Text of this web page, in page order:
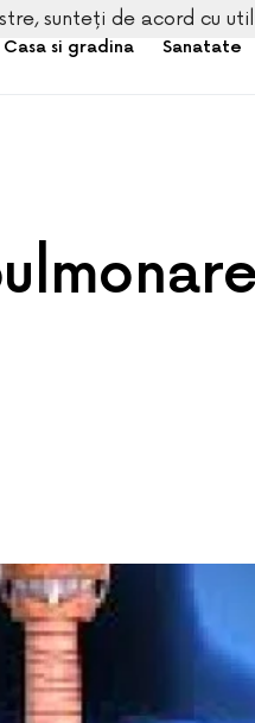
Casa si gradina Sanatate
sunteți de acord cu